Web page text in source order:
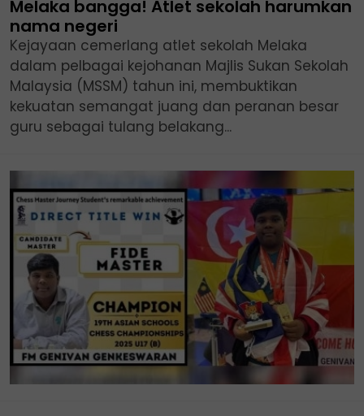
Melaka bangga! Atlet sekolah harumkan
nama negeri
Kejayaan cemerlang atlet sekolah Melaka
dalam pelbagai kejohanan Majlis Sukan Sekolah
Malaysia (MSSM) tahun ini, membuktikan
kekuatan semangat juang dan peranan besar
guru sebagai tulang belakang...